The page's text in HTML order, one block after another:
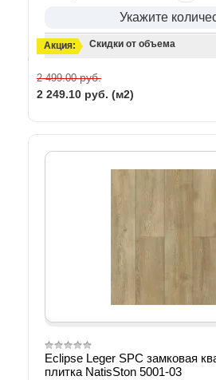
Укажите
Акция: Скидки от объема
2 499.00руб.
2 249.10 руб. (м2)
Eclipse Leger SPC замковая
плитка NatisSton 5001-03